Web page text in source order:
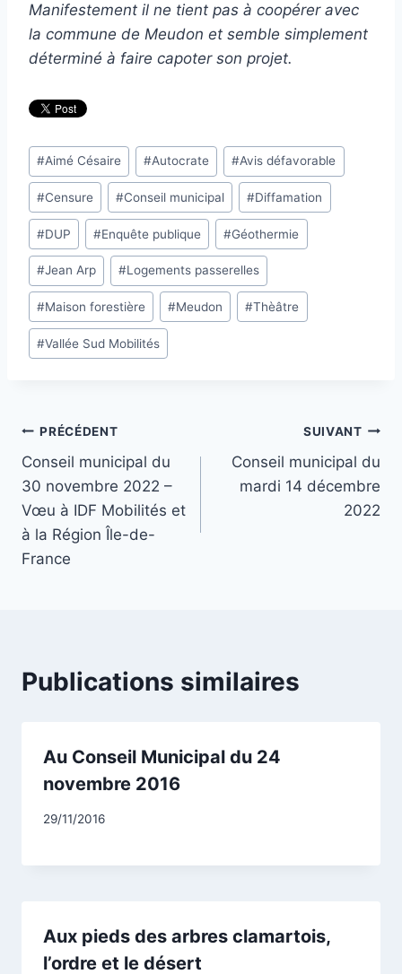
Manifestement il ne tient pas à coopérer avec
la commune de Meudon et semble simplement
déterminé à faire capoter son projet.
Étiquettes
de
la
publication :
#Aimé Césaire #Autocrate #Avis défavorable
#Censure #Conseil municipal #Diffamation
#DUP #Enquête publique #Géothermie
#Jean Arp #Logements passerelles
#Maison forestière #Meudon #Thèâtre
#Vallée Sud Mobilités
Navigation
de
l’article
PRÉCÉDENT
Conseil municipal du
30 novembre 2022 –
Vœu à IDF Mobilités et
à la Région Île-de-
France
SUIVANT
Conseil municipal du
mardi 14 décembre
2022
Publications similaires
Au Conseil Municipal du 24
novembre 2016
Par
29/11/2016
Aux pieds des arbres clamartois,
l’ordre et le désert